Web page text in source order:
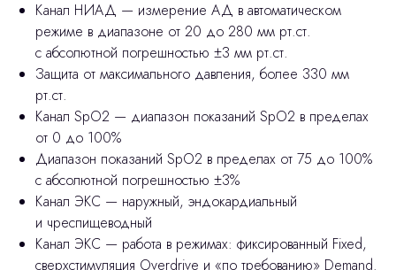
Канал НИАД — измерение АД в автоматическом
режиме в диапазоне от 20 до 280 мм рт.ст.
с абсолютной погрешностью ±3 мм рт.ст.
Защита от максимального давления, более 330 мм
рт.ст.
Канал SpО2 — диапазон показаний SpО2 в пределах
от 0 до 100%
Диапазон показаний SpО2 в пределах от 75 до 100%
с абсолютной погрешностью ±3%
Канал ЭКС — наружный, эндокардиальный
и чреспищеводный
Канал ЭКС — работа в режимах: фиксированный Fixed,
сверхстимуляция Overdrive и «по требованию» Demand.